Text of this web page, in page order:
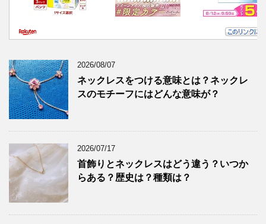
2026/08/07
ネックレスをつける意味とは？ネックレ
スのモチーフにはどんな意味が？
2026/07/17
首飾りとネックレスはどう違う？いつか
らある？歴史は？種類は？